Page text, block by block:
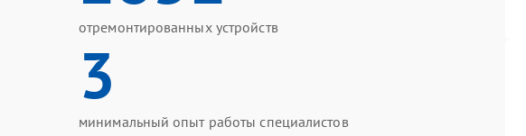
отремонтированных устройств
3
минимальный опыт работы специалистов